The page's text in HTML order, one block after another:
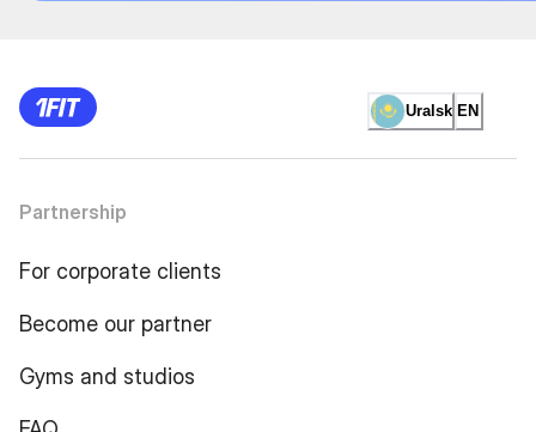
Uralsk EN
Partnership
For corporate clients
Become our partner
Gyms and studios